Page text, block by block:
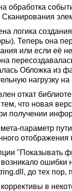
обработка
Сканирования
логика
Теперь она
или если её
Обложка из
нагрузку на
откат
что новая
получении
параметр
"Показывать
ошибки
до тех пор,
в